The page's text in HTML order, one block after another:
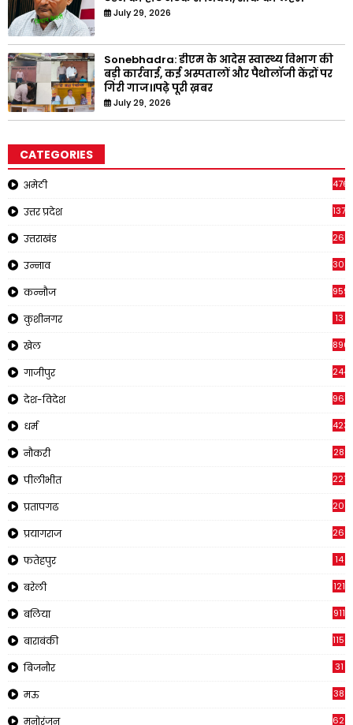
July 29, 2026
Sonebhadra: डीएम के आदेस स्वास्थ्य विभाग की
बड़ी कार्रवाई, कई अस्पतालों और पैथोलॉजी केंद्रों पर
गिरी गाज।।पढ़े पूरी ख़बर
July 29, 2026
CATEGORIES
अमेठी
उत्तर प्रदेश 1378
उत्तराखंड 2651
उन्नाव 308
कन्नौज 959
कुशीनगर 13
खेल 896
गाजीपुर 244
देश-विदेश 961
धर्म 423
नौकरी 28
पीलीभीत 2210
प्रतापगढ 2019
प्रयागराज 269
फतेहपुर 14
बरेली 121
बलिया 911
बाराबंकी 1150
बिजनौर 31
मऊ 38
मनोरंजन 620